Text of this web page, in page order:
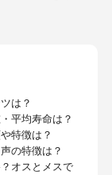
は？
平均寿命は？
特徴は？
の特徴は？
オスとメスで